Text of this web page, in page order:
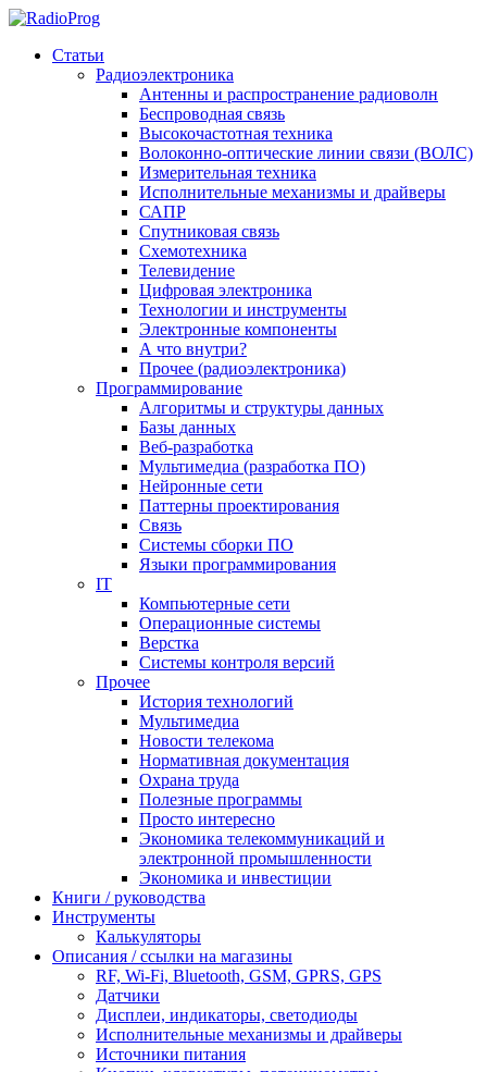
Статьи
Радиоэлектроника
Антенны и распространение радиоволн
Беспроводная связь
Высокочастотная техника
Волоконно-оптические линии связи (ВОЛС)
Измерительная техника
Исполнительные механизмы и драйверы
САПР
Спутниковая связь
Схемотехника
Телевидение
Цифровая электроника
Технологии и инструменты
Электронные компоненты
А что внутри?
Прочее (радиоэлектроника)
Программирование
Алгоритмы и структуры данных
Базы данных
Веб-разработка
Мультимедиа (разработка ПО)
Нейронные сети
Паттерны проектирования
Связь
Системы сборки ПО
Языки программирования
IT
Компьютерные сети
Операционные системы
Верстка
Системы контроля версий
Прочее
История технологий
Мультимедиа
Новости телекома
Нормативная документация
Охрана труда
Полезные программы
Просто интересно
Экономика телекоммуникаций и
электронной промышленности
Экономика и инвестиции
Книги / руководства
Инструменты
Калькуляторы
Описания / ссылки на магазины
RF, Wi-Fi, Bluetooth, GSM, GPRS, GPS
Датчики
Дисплеи, индикаторы, светодиоды
Исполнительные механизмы и драйверы
Источники питания